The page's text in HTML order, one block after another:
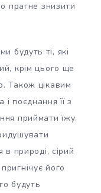
прагне знизити
будуть ті, які
крім цього ще
Також цікавим
поєднання її з
приймати їжу.
в природі, сірий
його
будуть